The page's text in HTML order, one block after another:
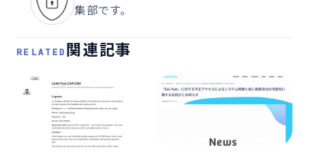
集部です。
RELATED 関連記事